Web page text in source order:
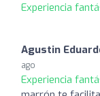
Experiencia
Agustin
ago
Experiencia